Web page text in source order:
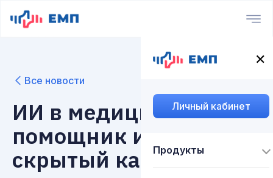
✕
Личный кабинет
Продукты
Все новости
ИИ в медицине:
помощник или
скрытый канал угроз